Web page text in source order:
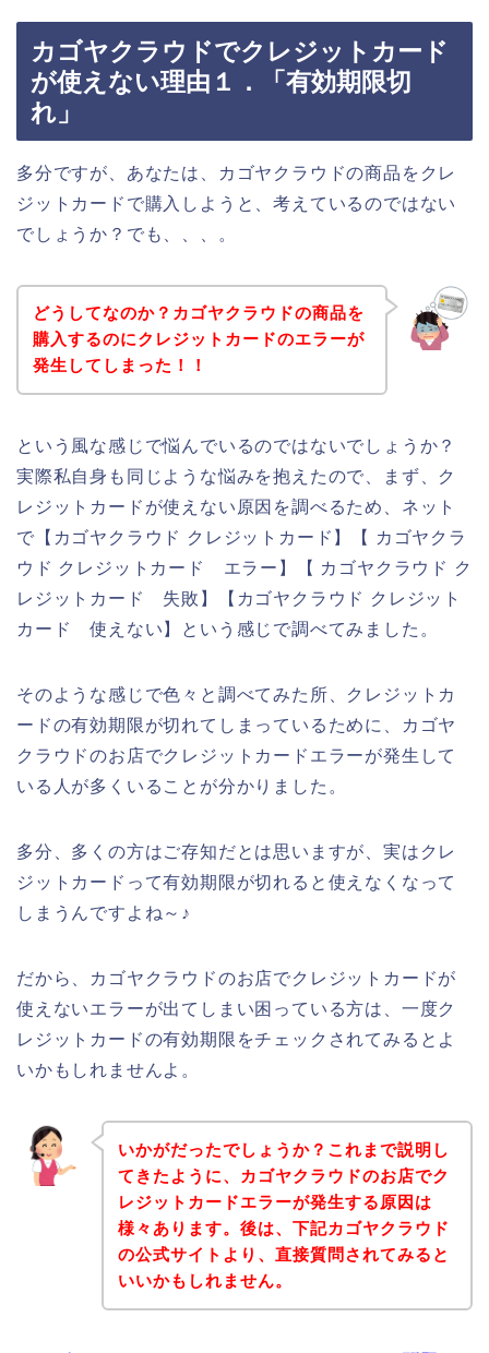
カゴヤクラウドでクレジットカード
が使えない理由１．「有効期限切
れ」
多分ですが、あなたは、カゴヤクラウドの商品をクレ
ジットカードで購入しようと、考えているのではない
でしょうか？でも、、、。
どうしてなのか？カゴヤクラウドの商品を
購入するのにクレジットカードのエラーが
発生してしまった！！
という風な感じで悩んでいるのではないでしょうか？
実際私自身も同じような悩みを抱えたので、まず、ク
レジットカードが使えない原因を調べるため、ネット
で【カゴヤクラウド クレジットカード】【 カゴヤクラ
ウド クレジットカード エラー】【 カゴヤクラウド ク
レジットカード 失敗】【カゴヤクラウド クレジット
カード 使えない】という感じで調べてみました。
そのような感じで色々と調べてみた所、クレジットカ
ードの有効期限が切れてしまっているために、カゴヤ
クラウドのお店でクレジットカードエラーが発生して
いる人が多くいることが分かりました。
多分、多くの方はご存知だとは思いますが、実はクレ
ジットカードって有効期限が切れると使えなくなって
しまうんですよね～♪
だから、カゴヤクラウドのお店でクレジットカードが
使えないエラーが出てしまい困っている方は、一度ク
レジットカードの有効期限をチェックされてみるとよ
いかもしれませんよ。
いかがだったでしょうか？これまで説明し
てきたように、カゴヤクラウドのお店でク
レジットカードエラーが発生する原因は
様々あります。後は、下記カゴヤクラウド
の公式サイトより、直接質問されてみると
いいかもしれません。